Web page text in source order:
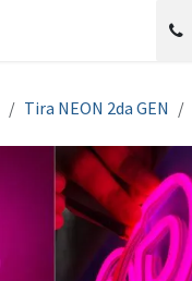
Tira NEON 2da GEN